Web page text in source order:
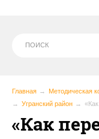
Главная Методическая
Угранский район
«Как